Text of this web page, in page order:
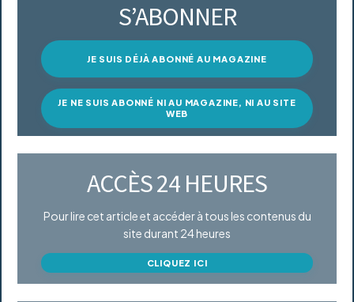
S’ABONNER
JE SUIS DÉJÀ ABONNÉ AU MAGAZINE
JE NE SUIS ABONNÉ NI AU MAGAZINE, NI AU SITE
WEB
ACCÈS 24 HEURES
Pour lire cet article et accéder à tous les contenus du
site durant 24 heures
CLIQUEZ ICI